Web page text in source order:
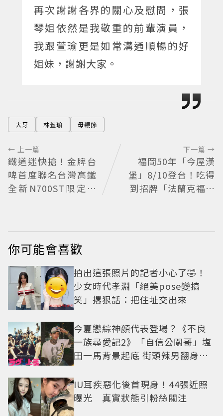
再次謝謝各界的關心及慰問，張
琴姐依然是我敬重的前輩演員，
我跟萱瑜更是如常溝通順暢的好
姐妹，謝謝大家。
大牙 林萱瑜 母親節
← 上一篇
鐵道迷快搶！金牌台
啤首度聯名台灣高鐵
全新N700ST限定罐
下一篇 →
福岡50年「今屋漢
堡」8/10登台！吃得
到招牌「法蘭克福起
你可能會喜歡
拍出這張照片的記者小心了🤣！
少女時代孝淵「絕美pose變搞
笑」撂狠話：把住址交出來
今夏戀綜神顏代表登場？《不良
一族尋愛記2》「自信公關哥」塩
田一馬背景起底 街頭辣男翻身當
IU耳疾惡化後首現身！44張近照
曝光 真實狀態引粉絲關注